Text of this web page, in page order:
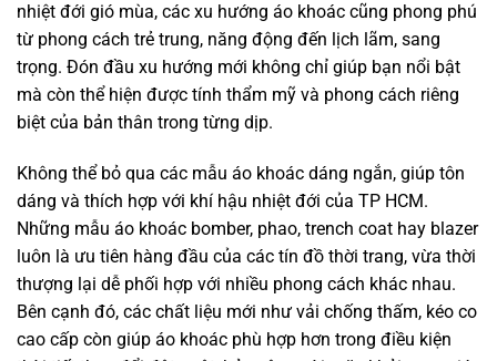
nhiệt đới gió mùa, các xu hướng áo khoác cũng phong phú
từ phong cách trẻ trung, năng động đến lịch lãm, sang
trọng. Đón đầu xu hướng mới không chỉ giúp bạn nổi bật
mà còn thể hiện được tính thẩm mỹ và phong cách riêng
biệt của bản thân trong từng dịp.
Không thể bỏ qua các mẫu áo khoác dáng ngắn, giúp tôn
dáng và thích hợp với khí hậu nhiệt đới của TP HCM.
Những mẫu áo khoác bomber, phao, trench coat hay blazer
luôn là ưu tiên hàng đầu của các tín đồ thời trang, vừa thời
thượng lại dễ phối hợp với nhiều phong cách khác nhau.
Bên cạnh đó, các chất liệu mới như vải chống thấm, kéo co
cao cấp còn giúp áo khoác phù hợp hơn trong điều kiện